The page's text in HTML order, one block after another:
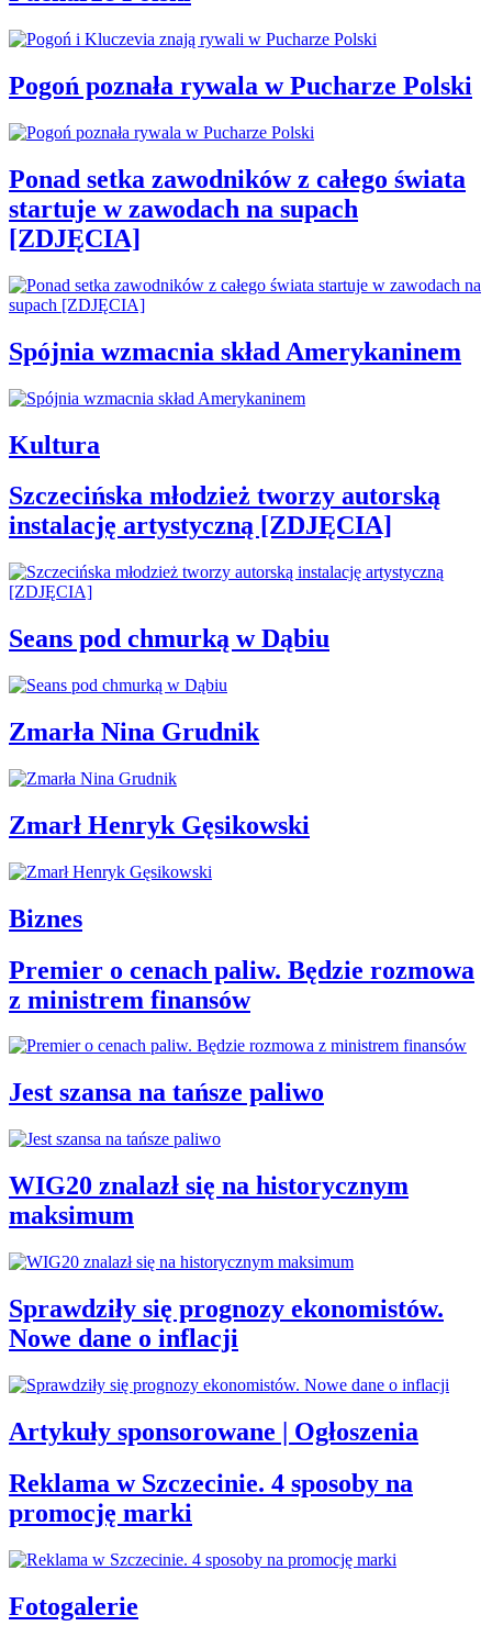
Pogoń poznała rywala w Pucharze Polski
Ponad setka zawodników z całego świata
startuje w zawodach na supach
[ZDJĘCIA]
Spójnia wzmacnia skład Amerykaninem
Kultura
Szczecińska młodzież tworzy autorską
instalację artystyczną [ZDJĘCIA]
Seans pod chmurką w Dąbiu
Zmarła Nina Grudnik
Zmarł Henryk Gęsikowski
Biznes
Premier o cenach paliw. Będzie rozmowa
z ministrem finansów
Jest szansa na tańsze paliwo
WIG20 znalazł się na historycznym
maksimum
Sprawdziły się prognozy ekonomistów.
Nowe dane o inflacji
Artykuły sponsorowane | Ogłoszenia
Reklama w Szczecinie. 4 sposoby na
promocję marki
Fotogalerie